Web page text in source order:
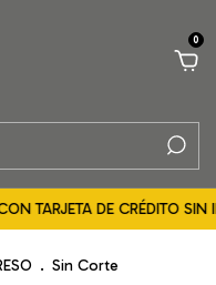
0
TARJETA DE CRÉDITO
. Sin Corte